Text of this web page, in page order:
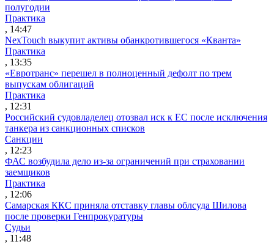
полугодии
Практика
, 14:47
NexTouch выкупит активы обанкротившегося «Кванта»
Практика
, 13:35
«Евротранс» перешел в полноценный дефолт по трем
выпускам облигаций
Практика
, 12:31
Российский судовладелец отозвал иск к ЕС после исключения
танкера из санкционных списков
Санкции
, 12:23
ФАС возбудила дело из-за ограничений при страховании
заемщиков
Практика
, 12:06
Самарская ККС приняла отставку главы облсуда Шилова
после проверки Генпрокуратуры
Судьи
, 11:48